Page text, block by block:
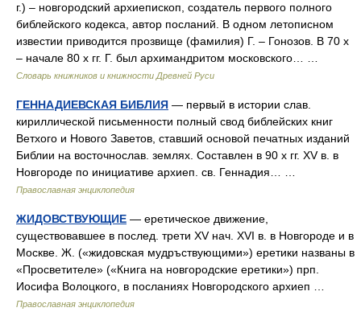
г.) – новгородский архиепископ, создатель первого полного
библейского кодекса, автор посланий. В одном летописном
известии приводится прозвище (фамилия) Г. – Гонозов. В 70 х
– начале 80 х гг. Г. был архимандритом московского… …
Словарь книжников и книжности Древней Руси
ГЕННАДИЕВСКАЯ БИБЛИЯ — первый в истории слав.
кириллической письменности полный свод библейских книг
Ветхого и Нового Заветов, ставший основой печатных изданий
Библии на восточнослав. землях. Составлен в 90 х гг. XV в. в
Новгороде по инициативе архиеп. св. Геннадия… …
Православная энциклопедия
ЖИДОВСТВУЮЩИЕ — еретическое движение,
существовавшее в послед. трети XV нач. XVI в. в Новгороде и в
Москве. Ж. («жидовская мудръствующими») еретики названы в
«Просветителе» («Книга на новгородские еретики») прп.
Иосифа Волоцкого, в посланиях Новгородского архиеп …
Православная энциклопедия